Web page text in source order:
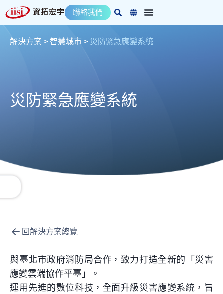
至
聯絡我們
解決方案 > 智慧城市 > 災防緊急應變系統
災防緊急應變系統
回解決方案總覽
與臺北市政府消防局合作，致力打造全新的「災害
應變雲端協作平臺」。
運用先進的數位科技，全面升級災害應變系統，旨